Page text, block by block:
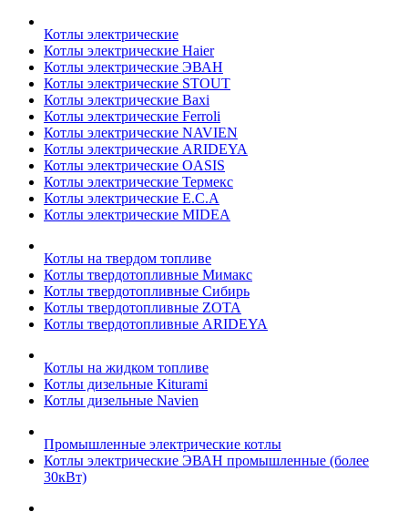
Котлы электрические
Котлы электрические Haier
Котлы электрические ЭВАН
Котлы электрические STOUT
Котлы электрические Baxi
Котлы электрические Ferroli
Котлы электрические NAVIEN
Котлы электрические ARIDEYA
Котлы электрические OASIS
Котлы электрические Термекс
Котлы электрические E.C.A
Котлы электрические MIDEA
Котлы на твердом топливе
Котлы твердотопливные Мимакс
Котлы твердотопливные Сибирь
Котлы твердотопливные ZOTA
Котлы твердотопливные ARIDEYA
Котлы на жидком топливе
Котлы дизельные Kiturami
Котлы дизельные Navien
Промышленные электрические котлы
Котлы электрические ЭВАН промышленные (более
30кВт)